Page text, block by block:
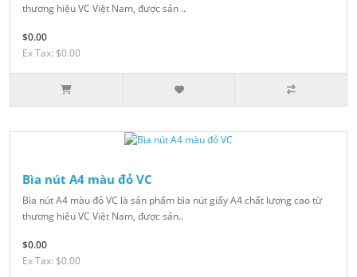
thương hiệu VC Việt Nam, được sản ..
$0.00
Ex Tax: $0.00
Bìa nút A4 màu đỏ VC
Bìa nút A4 màu đỏ VC là sản phẩm bìa nút giấy A4 chất lượng cao từ
thương hiệu VC Việt Nam, được sản..
$0.00
Ex Tax: $0.00